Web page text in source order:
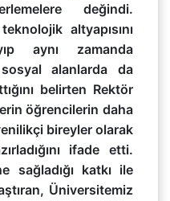
değindi.
altyapısını
aynı zamanda
alanlarda da
belirten Rektör
öğrencilerin daha
bireyler olarak
ifade etti.
sağladığı katkı ile
Üniversitemiz